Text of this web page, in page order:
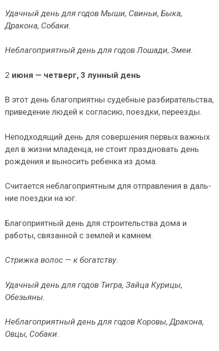
Удачный день для годов Мыши, Свиньи, Быка,
Дракона, Собаки.
Неблагоприятный день для годов Лошади, Змеи.
2 июня — четверг, 3 лунный день
В этот день благоприятны судебные разбиратель­ства,
приведение людей к согласию, поездки, переез­ды.
Неподходящий день для совершения первых важных
дел в жизни младенца, не стоит праздновать день
рожде­ния и выносить ребенка из дома.
Считается неблагоприятным для отправления в даль­
ние поездки на юг.
Благоприятный день для строительства дома и
работы, связанной с землей и камнем.
Стрижка волос — к богатству.
Удачный день для годов Тигра, Зайца Курицы,
Обезьяны.
Неблагоприятный день для годов Коровы, Дракона,
Овцы, Собаки.